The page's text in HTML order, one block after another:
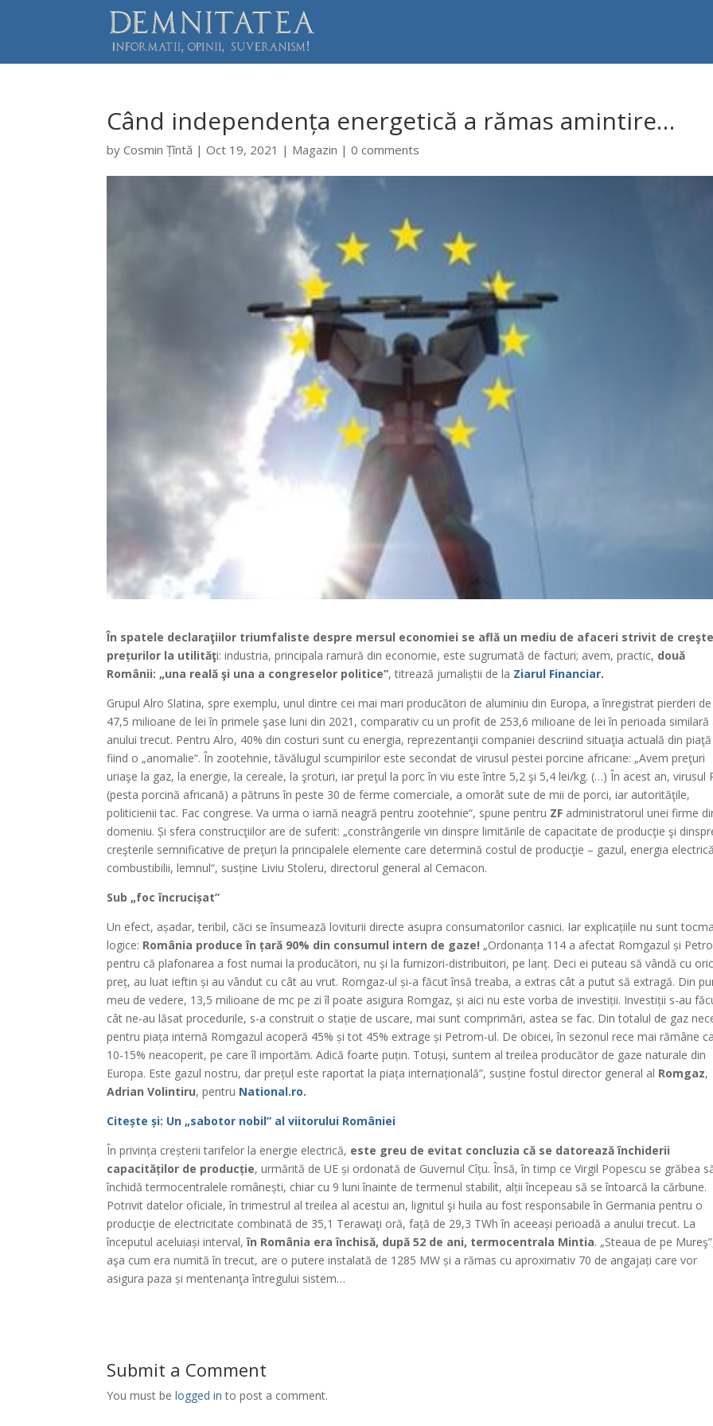
Când independența energetică a rămas amintire…
byCosmin Țîntă |Oct 19, 2021 | Magazin |0 comments
În spatele declaraţiilor triumfaliste despre mersul economiei se află un mediu de afaceri strivit de
prețurilor la utilităţi: industria, principala ramură din economie, este sugrumată de facturi; avem, practic, două
Românii: „una reală şi una a congreselor politice”, titrează jurnaliștii de la Ziarul Financiar.
Grupul Alro Slatina, spre exemplu, unul dintre cei mai mari producători de aluminiu din Europa, a înregistrat pierderi de
47,5 milioane de lei în primele şase luni din 2021, comparativ cu un profit de 253,6 milioane de lei în perioada similară
anului trecut. Pentru Alro, 40% din costuri sunt cu energia, reprezentanţii companiei descriind situaţia actuală din
fiind o „anomalie“. În zootehnie, tăvălugul scumpirilor este secondat de virusul pestei porcine africane: „Avem preţuri
uriaşe la gaz, la energie, la cereale, la şroturi, iar preţul la porc în viu este între 5,2 şi 5,4 lei/kg. (…) În acest an, virusul
(pesta porcină africană) a pătruns în peste 30 de ferme comerciale, a omorât sute de mii de porci, iar autorităţile,
politicienii tac. Fac congrese. Va urma o iarnă neagră pentru zootehnie“, spune pentru ZF administratorul unei firme
domeniu. Și sfera construcţiilor are de suferit: „constrângerile vin dinspre limitările de capacitate de producţie şi
creşterile semnificative de preţuri la principalele elemente care determină costul de producţie – gazul, energia
combustibilii, lemnul“, susține Liviu Stoleru, directorul general al Cemacon.
Sub „foc încrucișat”
Un efect, așadar, teribil, căci se însumează loviturii directe asupra consumatorilor casnici. Iar explicațiile nu sunt
logice: România produce în țară 90% din consumul intern de gaze! „Ordonanța 114 a afectat Romgazul și
pentru că plafonarea a fost numai la producători, nu și la furnizori-distribuitori, pe lanț. Deci ei puteau să vândă cu
preț, au luat ieftin și au vândut cu cât au vrut. Romgaz-ul și-a făcut însă treaba, a extras cât a putut să extragă. Din
meu de vedere, 13,5 milioane de mc pe zi îl poate asigura Romgaz, și aici nu este vorba de investiții. Investiții s-au
cât ne-au lăsat procedurile, s-a construit o stație de uscare, mai sunt comprimări, astea se fac. Din totalul de gaz
pentru piața internă Romgazul acoperă 45% și tot 45% extrage și Petrom-ul. De obicei, în sezonul rece mai rămâne
10-15% neacoperit, pe care îl importăm. Adică foarte puțin. Totuși, suntem al treilea producător de gaze naturale din
Europa. Este gazul nostru, dar prețul este raportat la piața internațională”, susține fostul director general al Romgaz,
Adrian Volintiru, pentru National.ro.
Citește și: Un „sabotor nobil” al viitorului României
În privința creșterii tarifelor la energie electrică, este greu de evitat concluzia că se datorează închiderii
capacităților de producție, urmărită de UE și ordonată de Guvernul Cîțu. Însă, în timp ce Virgil Popescu se grăbea
închidă termocentralele românești, chiar cu 9 luni înainte de termenul stabilit, alții începeau să se întoarcă la cărbune.
Potrivit datelor oficiale, în trimestrul al treilea al acestui an, lignitul şi huila au fost responsabile în Germania pentru o
producţie de electricitate combinată de 35,1 Terawaţi oră, față de 29,3 TWh în aceeași perioadă a anului trecut. La
începutul aceluiași interval,în România era închisă, după 52 de ani, termocentrala Mintia. „Steaua de pe
aşa cum era numită în trecut, are o putere instalată de 1285 MW și a rămas cu aproximativ 70 de angajați care vor
asigura paza și mentenanţa întregului sistem…
Submit a Comment
You must belogged in to post a comment.